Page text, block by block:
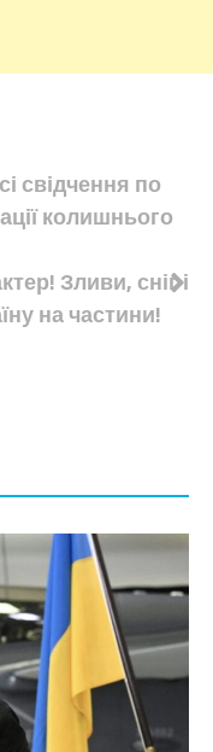
свідчення по
колишнього
Зливи, сніг і
на частини!